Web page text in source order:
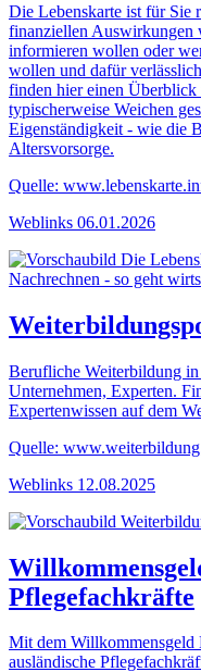
Die Lebenskarte ist für Sie
finanziellen Auswirkungen
informieren wollen oder
wollen und dafür
finden hier einen Überblick
typischerweise Weichen
Eigenständigkeit - wie die
Altersvorsorge.
Quelle:
Weblinks 06.01.2026
Berufliche Weiterbildung
Unternehmen, Experten.
Expertenwissen auf dem
Quelle:
Weblinks 12.08.2025
Pflegefachkräfte
Mit dem Willkommensgeld
ausländische